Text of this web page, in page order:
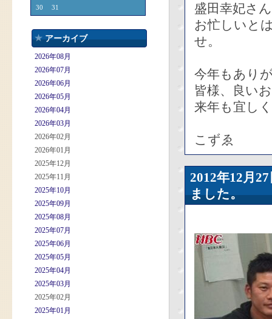
30
31
アーカイブ
2026年08月
2026年07月
2026年06月
2026年05月
2026年04月
2026年03月
2026年02月
2026年01月
2025年12月
2025年11月
2025年10月
2025年09月
2025年08月
2025年07月
2025年06月
2025年05月
2025年04月
2025年03月
2025年02月
2025年01月
盛田幸妃さ
お忙しいと
せ。
今年もあり
皆様、良い
来年も宜し
こずゑ
2012年12
ました。